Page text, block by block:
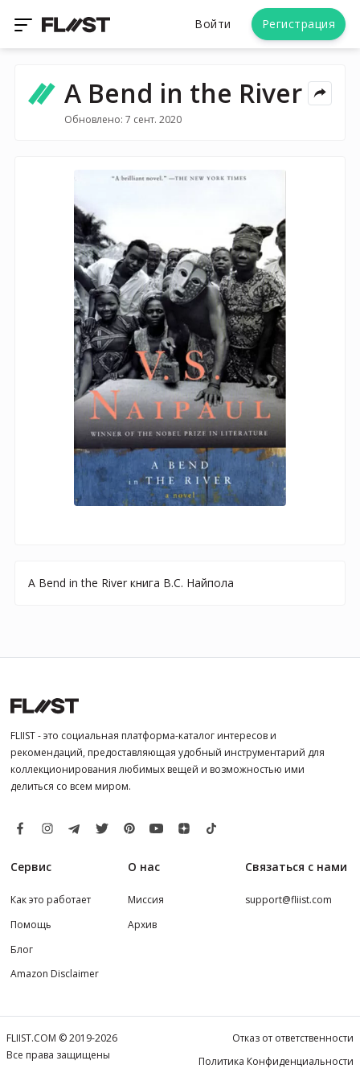
Войти Регистрация
A Bend in the River
Обновлено: 7 сент. 2020
A Bend in the River книга В.С. Найпола
FLIIST - это социальная платформа-каталог интересов и
рекомендаций, предоставляющая удобный инструментарий для
коллекционирования любимых вещей и возможностью ими
делиться со всем миром.
Сервис
Как это работает
Помощь
Блог
Amazon Disclaimer
О нас
Миссия
Архив
Связаться с нами
support@fliist.com
FLIIST.COM © 2019-2026
Все права защищены
Отказ от ответственности
Политика Конфиденциальности